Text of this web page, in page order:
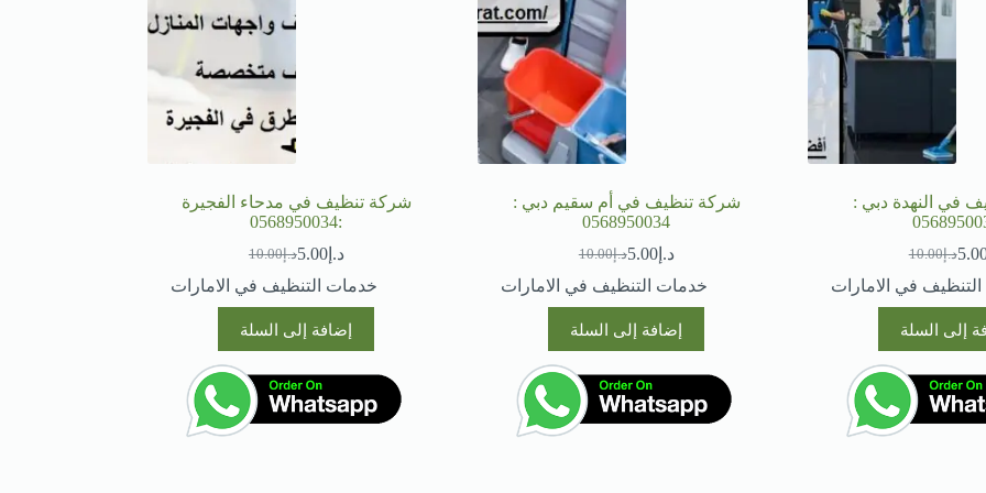
في النهدة دبي :
د.إ10.00
السعر
الأصلي
هو:
السعر
الحالي
هو:
في الامارات
إلى السلة
شركة تنظيف في أم سقيم دبي :
0568950034
د.إ10.00
السعر
الأصلي
هو:
د.إ5.00السعر
الحالي
هو:
خدمات التنظيف في الامارات
إضافة إلى السلة
شركة تنظيف في مدحاء الفجيرة
:0568950034
د.إ10.00
السعر
الأصلي
هو:
د.إ5.00السعر
الحالي
هو:
خدمات التنظيف في الامارات
إضافة إلى السلة